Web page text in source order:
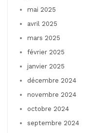
mai 2025
avril 2025
mars 2025
février 2025
janvier 2025
décembre 2024
novembre 2024
octobre 2024
septembre 2024